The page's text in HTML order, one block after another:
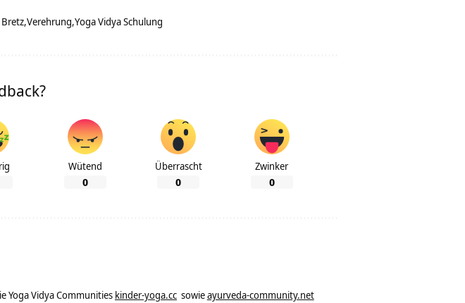
Verehrung Yoga Vidya Schulung
Wütend
0
Überrascht
0
Zwinker
0
Yoga Vidya Communities kinder-yoga.cc sowieayurveda-community.net